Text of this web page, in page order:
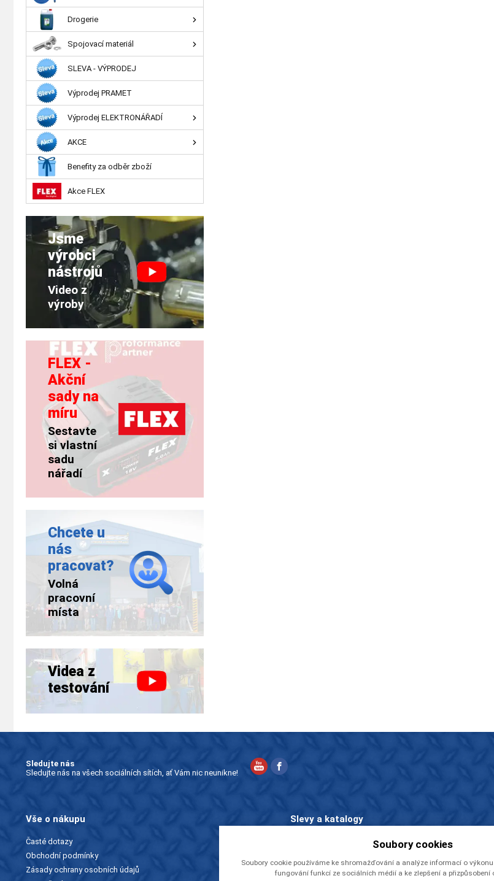
Drogerie
Spojovací materiál
SLEVA - VÝPRODEJ
Výprodej PRAMET
Výprodej ELEKTRONÁŘADÍ
AKCE
Benefity za odběr zboží
Akce FLEX
Jsme
výrobci
nástrojů
Video z
výroby
FLEX -
Akční
sady na
míru
Sestavte
si vlastní
sadu
nářadí
Chcete u
nás
pracovat?
Volná
pracovní
místa
Videa z
testování
Sledujte nás
Sledujte nás na všech sociálních sítích, ať Vám nic neunikne!
Vše o nákupu
Časté dotazy
Obchodní podmínky
Zásady ochrany osobních údajů
Slevy a katalogy
Rady a tipy
Soubory cookies
Soubory cookie používáme ke shromažďování a analýze informací o
fungování funkcí ze sociálních médií a ke zlepšení a přizpůsobení